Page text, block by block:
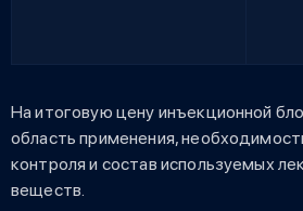
На итоговую цену инъекционной
область применения,
контроля и состав используемых
веществ.